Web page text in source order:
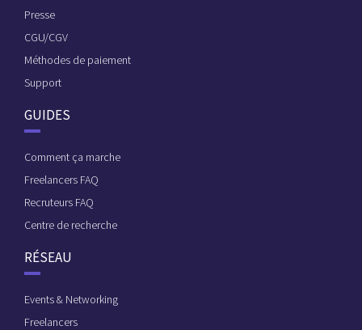
Presse
CGU/CGV
Méthodes de paiement
Support
GUIDES
Comment ça marche
Freelancers FAQ
Recruteurs FAQ
Centre de recherche
RÉSEAU
Events & Networking
Freelancers